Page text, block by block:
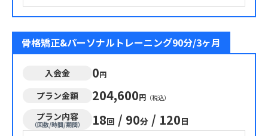
骨格矯正&パーソナルトレーニング90分/3ヶ月
入会金 0円
プラン金額 204,600円 （税込）
プラン内容
（回数/時間/期間） 18回 / 90分 / 120日